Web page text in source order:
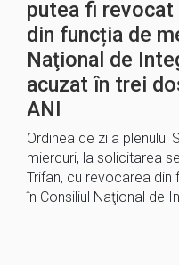
putea fi
din funcția de
Naţional de
acuzat în trei
ANI
Ordinea de zi a plenului
miercuri, la solicitarea
Trifan, cu revocarea din
în Consiliul Naţional de